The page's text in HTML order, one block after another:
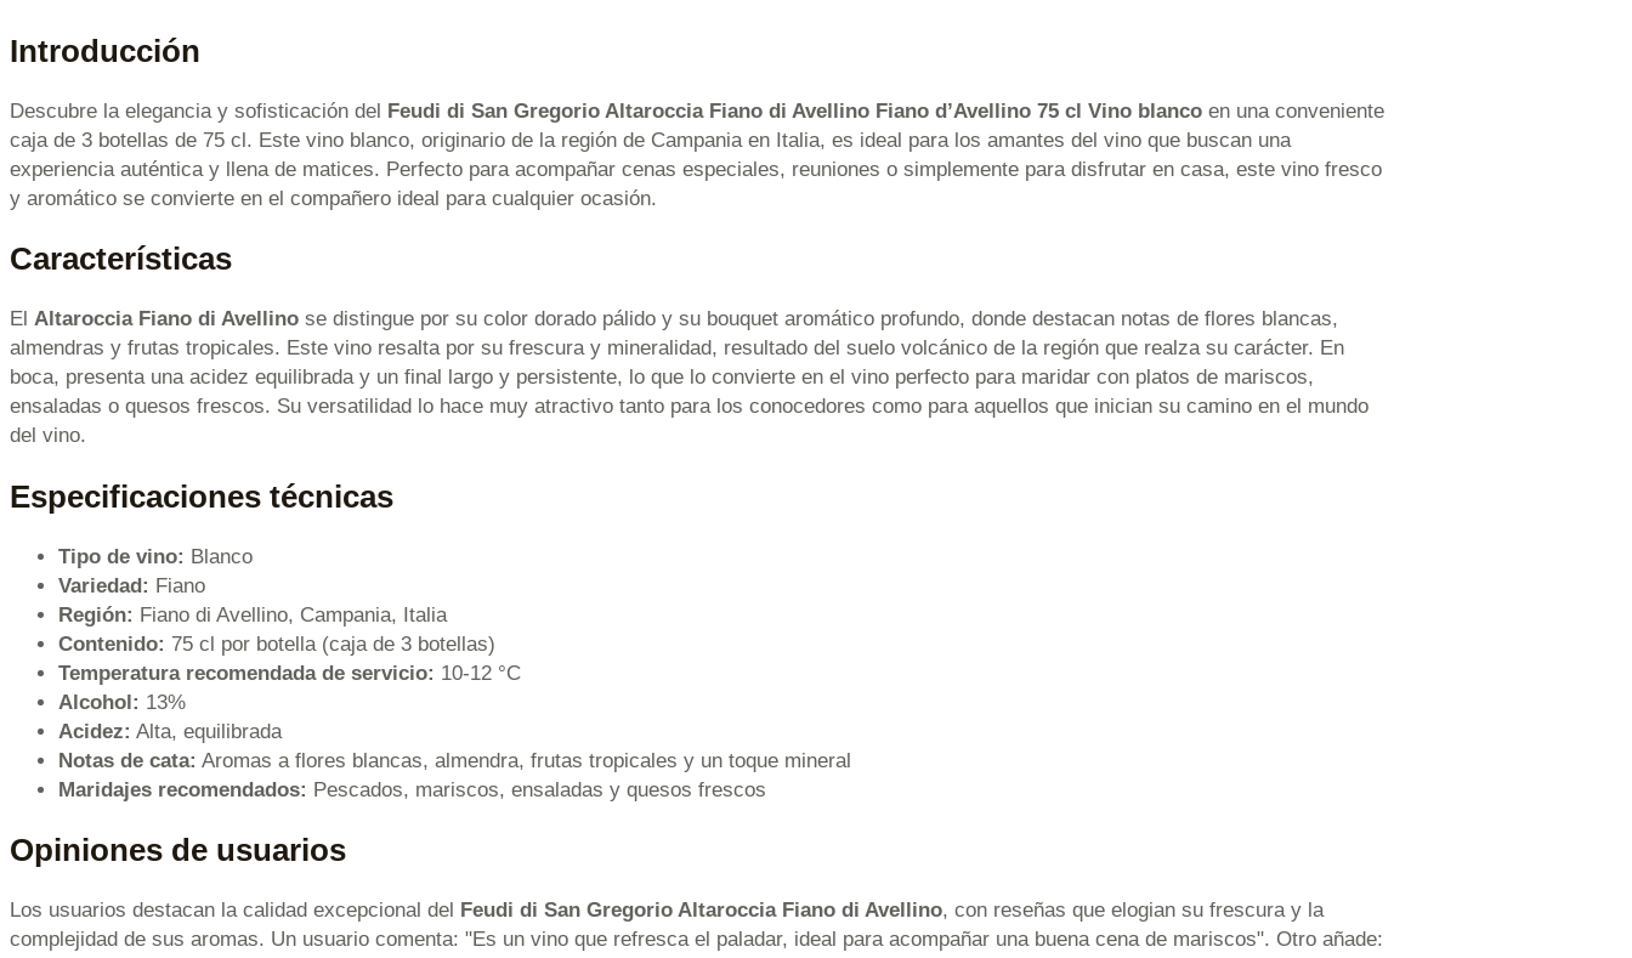
Introducción
Descubre la elegancia y sofisticación del Feudi di San Gregorio Altaroccia Fiano di Avellino Fiano d’Avellino 75 cl Vino blanco en una conveniente
caja de 3 botellas de 75 cl. Este vino blanco, originario de la región de Campania en Italia, es ideal para los amantes del vino que buscan una
experiencia auténtica y llena de matices. Perfecto para acompañar cenas especiales, reuniones o simplemente para disfrutar en casa, este vino fresco
y aromático se convierte en el compañero ideal para cualquier ocasión.
Características
El Altaroccia Fiano di Avellino se distingue por su color dorado pálido y su bouquet aromático profundo, donde destacan notas de flores blancas,
almendras y frutas tropicales. Este vino resalta por su frescura y mineralidad, resultado del suelo volcánico de la región que realza su carácter. En
boca, presenta una acidez equilibrada y un final largo y persistente, lo que lo convierte en el vino perfecto para maridar con platos de mariscos,
ensaladas o quesos frescos. Su versatilidad lo hace muy atractivo tanto para los conocedores como para aquellos que inician su camino en el mundo
del vino.
Especificaciones técnicas
Tipo de vino: Blanco
Variedad: Fiano
Región: Fiano di Avellino, Campania, Italia
Contenido: 75 cl por botella (caja de 3 botellas)
Temperatura recomendada de servicio: 10-12 °C
Alcohol: 13%
Acidez: Alta, equilibrada
Notas de cata: Aromas a flores blancas, almendra, frutas tropicales y un toque mineral
Maridajes recomendados: Pescados, mariscos, ensaladas y quesos frescos
Opiniones de usuarios
Los usuarios destacan la calidad excepcional del Feudi di San Gregorio Altaroccia Fiano di Avellino, con reseñas que elogian su frescura y la
complejidad de sus aromas. Un usuario comenta: "Es un vino que refresca el paladar, ideal para acompañar una buena cena de mariscos". Otro añade: